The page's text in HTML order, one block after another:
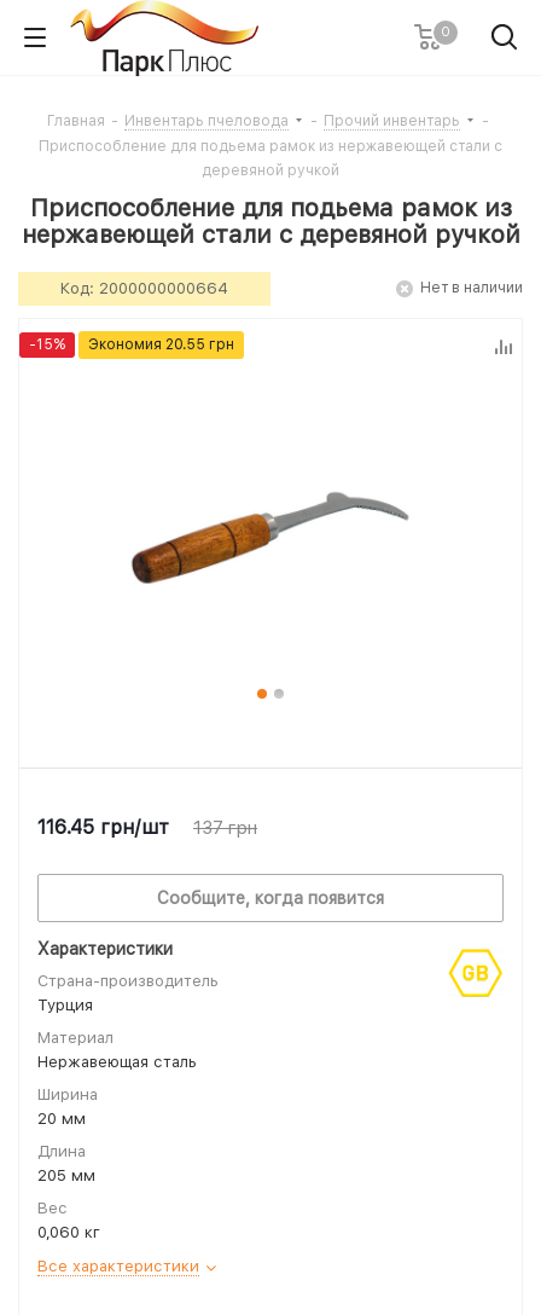
0
Главная - Инвентарь пчеловода - Прочий инвентарь
-
Приспособление для подьема рамок из нержавеющей стали с
деревяной ручкой
Приспособление для подьема рамок из
нержавеющей стали с деревяной ручкой
Код: 2000000000664 Нет в наличии
-15% Экономия 20.55 грн
Характеристики
Страна-производитель
Турция
Материал
Нержавеющая сталь
Ширина
20 мм
Длина
205 мм
Вес
0,060 кг
Все характеристики
116.45 грн/шт 137грн
Сообщите, когда появится